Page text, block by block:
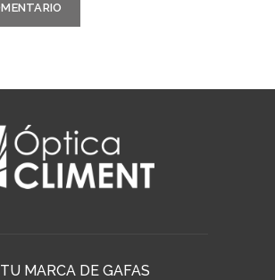
TU MARCA DE GAFAS